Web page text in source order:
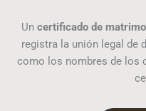
Un certificado de
registra la unión legal de
como los nombres de los